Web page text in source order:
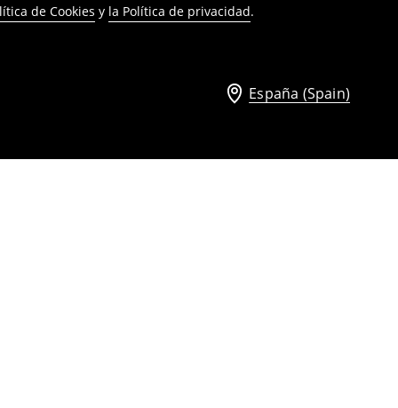
de Cookies y la Política de privacidad.
España (Spain)